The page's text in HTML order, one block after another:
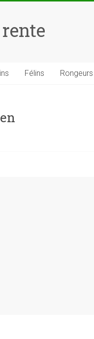
Félins Rongeurs